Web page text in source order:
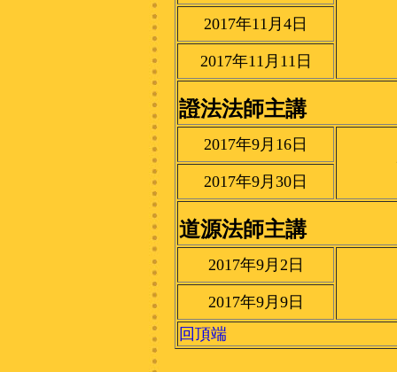
2017年11月4日
2017年11月11日
證法法師主講
2017年9月16日
2017年9月30日
道源法師主講
2017年9月2日
2017年9月9日
回頂端